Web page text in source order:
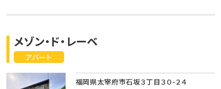
アパート
メゾン・ド・レーベ
福岡県太宰府市石坂３丁目３０-２４